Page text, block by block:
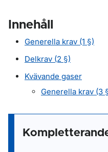
Innehåll
Generella krav (1 §)
Delkrav (2 §)
Kvävande gaser
Generella krav (3